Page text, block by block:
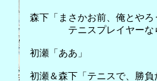
森下「まさかお前、俺とやろ
テニスプレイヤーなら、
初瀬「ああ」
初瀬＆森下「テニスで、勝負